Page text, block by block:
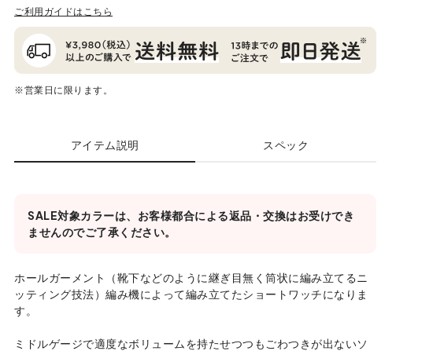
ご利用ガイドはこちら
※営業日に限ります。
アイテム説明 スペック
SALE対象カラーは、お客様都合による返品・交換はお受けでき
ませんのでご了承ください。
ホールガーメント（靴下などのように継ぎ目無く筒状に編み立てるニ
ッティング技法）編み機によって編み立てたショートワッチになりま
す。
ミドルゲージで適度なボリュームを持たせつつもごわつきが出ないソ